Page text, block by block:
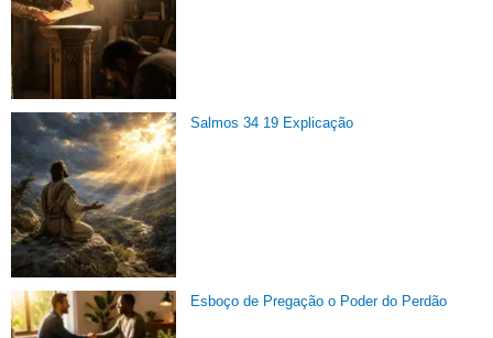
Salmos 34 19 Explicação
Esboço de Pregação o Poder do Perdão